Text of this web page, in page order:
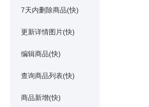
7天内删除商品(快)
更新详情图片(快)
编辑商品(快)
查询商品列表(快)
商品新增(快)